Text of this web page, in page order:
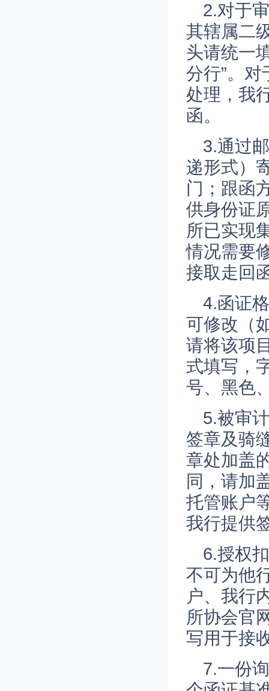
2.对于
其辖属二
头请统一
分行”。
处理，我
函。
3.通过
递形式）
门；跟函
供身份证
所已实现
情况需要
接取走回
4.函证
可修改（
请将该项
式填写，
号、黑色
5.被审
签章及骑
章处加盖
同，请加
托管账户
我行提供
6.授权
不可为他
户、我行
所协会官
写用于接
7.一份